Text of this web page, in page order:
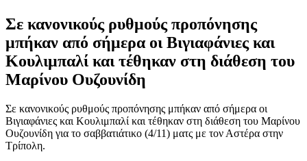
Σε κανονικούς ρυθμούς προπόνησης
μπήκαν από σήμερα οι Βιγιαφάνιες και
Κουλιμπαλί και τέθηκαν στη διάθεση του
Μαρίνου Ουζουνίδη
Σε κανονικούς ρυθμούς προπόνησης μπήκαν από σήμερα οι
Βιγιαφάνιες και Κουλιμπαλί και τέθηκαν στη διάθεση του Μαρίνου
Ουζουνίδη για το σαββατιάτικο (4/11) ματς με τον Αστέρα στην
Τρίπολη.